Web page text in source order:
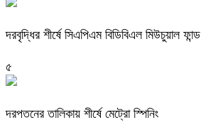
দরবৃদ্ধির শীর্ষে সিএপিএম বিডিবিএল মিউচুয়াল ফান্ড
৫
দরপতনের তালিকায় শীর্ষে মেট্রো স্পিনিং